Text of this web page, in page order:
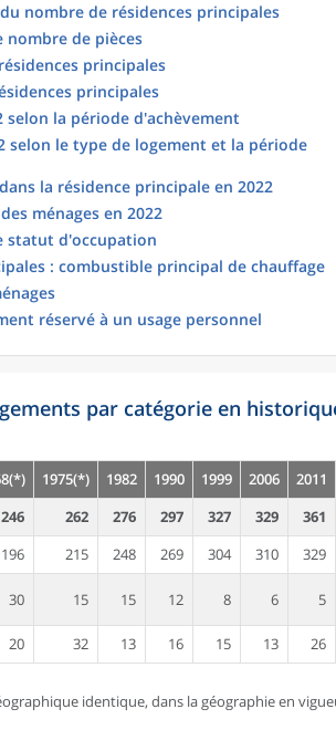
nombre de résidences principales
nombre de pièces
principales
principales
selon la période d'achèvement
selon le type de logement et la période
la résidence principale en 2022
ménages en 2022
statut d'occupation
: combustible principal de chauffage
réservé à un usage personnel
par catégorie en
1975(*) 1982 1990 1999 2006 2011
246 262 276 297 327 329 361
196 215 248 269 304 310 329
30 15 15 12 8 6 5
20 32 13 16 15 13 26
identique, dans la géographie en